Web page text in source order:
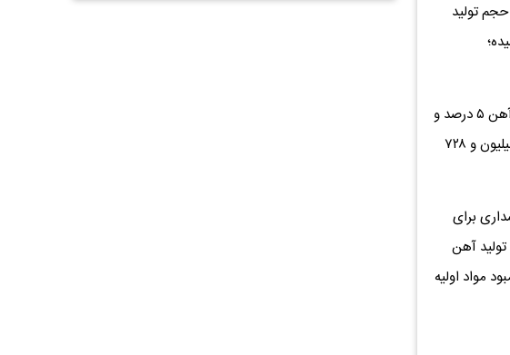
حجم تولید
و ۷۲۳ هزار تن رسیده؛
از سوی دیگر تولید آهن اسفنجی در ۱۰ ماهه ۱۴۰۴ نسبت به مدت مشابه سال گذشته، ۱۳.۸ درصد، تولید کنسانتره سنگ‌آهن ۵ درصد و
تولید گندله سنگ‌آهن ۱.۲ نیز افزایش یافته که به ترتیب به ۳۴ میلیون و ۵۸۳ هزار تن، ۶۰ میلیون و ۸۹۱ هزار تن و ۵۲ میلیون و ۷۲۸
برای
به صورت ماهانه تداوم دارد و افزایش ۱۳.۸ درصدی تولید آهن
از تشدید کمبود مواد اولیه